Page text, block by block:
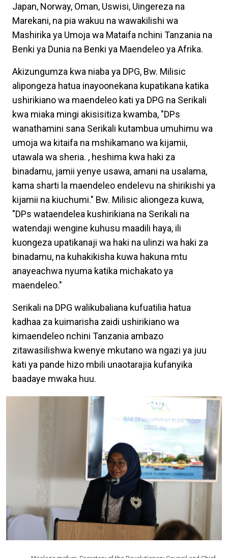
Japan, Norway, Oman, Uswisi, Uingereza na
Marekani, na pia wakuu na wawakilishi wa
Mashirika ya Umoja wa Mataifa nchini Tanzania na
Benki ya Dunia na Benki ya Maendeleo ya Afrika.
Akizungumza kwa niaba ya DPG, Bw. Milisic
alipongeza hatua inayoonekana kupatikana katika
ushirikiano wa maendeleo kati ya DPG na Serikali
kwa miaka mingi akisisitiza kwamba, "DPs
wanathamini sana Serikali kutambua umuhimu wa
umoja wa kitaifa na mshikamano wa kijamii,
utawala wa sheria. , heshima kwa haki za
binadamu, jamii yenye usawa, amani na usalama,
kama sharti la maendeleo endelevu na shirikishi ya
kijamii na kiuchumi." Bw. Milisic aliongeza kuwa,
"DPs wataendelea kushirikiana na Serikali na
watendaji wengine kuhusu maadili haya, ili
kuongeza upatikanaji wa haki na ulinzi wa haki za
binadamu, na kuhakikisha kuwa hakuna mtu
anayeachwa nyuma katika michakato ya
maendeleo."
Serikali na DPG walikubaliana kufuatilia hatua
kadhaa za kuimarisha zaidi ushirikiano wa
kimaendeleo nchini Tanzania ambazo
zitawasilishwa kwenye mkutano wa ngazi ya juu
kati ya pande hizo mbili unaotarajia kufanyika
baadaye mwaka huu.